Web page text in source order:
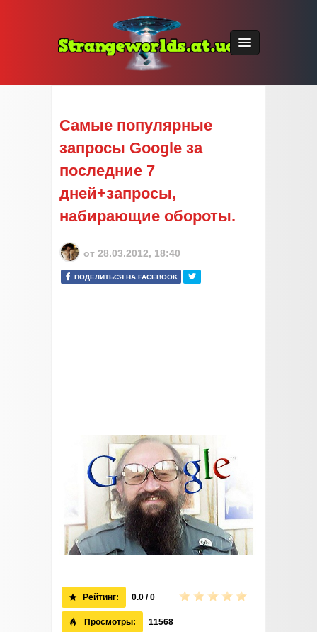
Самые популярные
запросы Google за
последние 7
дней+запросы,
набирающие обороты.
от 28.03.2012, 18:40
ПОДЕЛИТЬСЯ НА FACEBOOK
Рейтинг: 0.0 / 0
Просмотры: 11568